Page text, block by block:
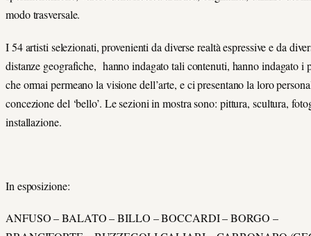
modo trasversale.
I 54 artisti selezionati, provenienti da diverse realtà espressive e da
distanze geografiche, hanno indagato tali contenuti, hanno indagato i
che ormai permeano la visione dell’arte, e ci presentano la loro
concezione del ‘bello’. Le sezioni in mostra sono: pittura, scultura,
installazione.
In esposizione:
ANFUSO – BALATO – BILLO – BOCCARDI – BORGO –